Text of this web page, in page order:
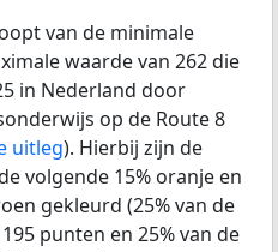
van de minimale
waarde van 262 die
in Nederland door
op de Route 8
uitleg). Hierbij zijn de
volgende 15% oranje en
gekleurd (25% van de
punten en 25% van de